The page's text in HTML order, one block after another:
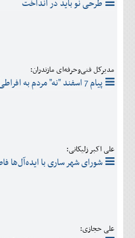
اقتصادی
طرحی نو باید در انداخت
مدیرکل فنی‌وحرفه‌ای مازندران:
پیام 7 اسفند "نه" مردم به افراطی‌گری بود
علی اکبر زلیکانی:
شورای شهر ساری با ایده‌آل‌ها
علی حجازی: